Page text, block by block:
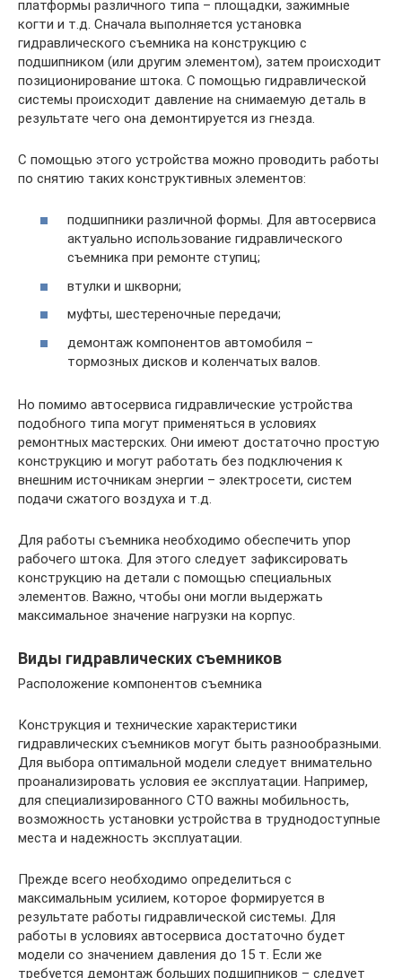
платформы различного типа – площадки, зажимные
когти и т.д. Сначала выполняется установка
гидравлического съемника на конструкцию с
подшипником (или другим элементом), затем происходит
позиционирование штока. С помощью гидравлической
системы происходит давление на снимаемую деталь в
результате чего она демонтируется из гнезда.
С помощью этого устройства можно проводить работы
по снятию таких конструктивных элементов:
подшипники различной формы. Для автосервиса
актуально использование гидравлического
съемника при ремонте ступиц;
втулки и шкворни;
муфты, шестереночные передачи;
демонтаж компонентов автомобиля –
тормозных дисков и коленчатых валов.
Но помимо автосервиса гидравлические устройства
подобного типа могут применяться в условиях
ремонтных мастерских. Они имеют достаточно простую
конструкцию и могут работать без подключения к
внешним источникам энергии – электросети, систем
подачи сжатого воздуха и т.д.
Для работы съемника необходимо обеспечить упор
рабочего штока. Для этого следует зафиксировать
конструкцию на детали с помощью специальных
элементов. Важно, чтобы они могли выдержать
максимальное значение нагрузки на корпус.
Виды гидравлических съемников
Расположение компонентов съемника
Конструкция и технические характеристики
гидравлических съемников могут быть разнообразными.
Для выбора оптимальной модели следует внимательно
проанализировать условия ее эксплуатации. Например,
для специализированного СТО важны мобильность,
возможность установки устройства в труднодоступные
места и надежность эксплуатации.
Прежде всего необходимо определиться с
максимальным усилием, которое формируется в
результате работы гидравлической системы. Для
работы в условиях автосервиса достаточно будет
модели со значением давления до 15 т. Если же
требуется демонтаж больших подшипников – следует